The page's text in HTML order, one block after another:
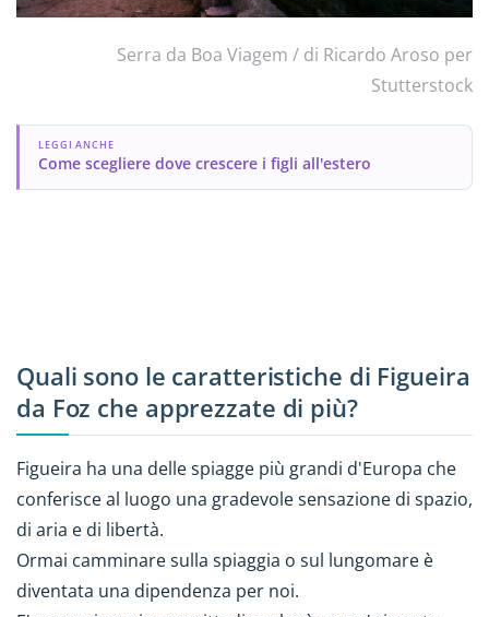
Serra da Boa Viagem / di Ricardo Aroso per
Stutterstock
LEGGI ANCHE
Come scegliere dove crescere i figli all'estero
Quali sono le caratteristiche di Figueira
da Foz che apprezzate di più?
Figueira ha una delle spiagge più grandi d'Europa che
conferisce al luogo una gradevole sensazione di spazio,
di aria e di libertà.
Ormai camminare sulla spiaggia o sul lungomare è
diventata una dipendenza per noi.